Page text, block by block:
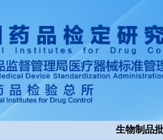
生物制品